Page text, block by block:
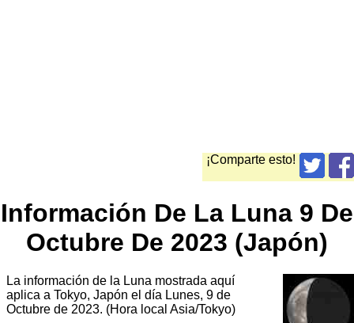
¡Comparte esto!
Información De La Luna 9 De
Octubre De 2023 (Japón)
La información de la Luna mostrada aquí
aplica a Tokyo, Japón el día Lunes, 9 de
Octubre de 2023. (Hora local Asia/Tokyo)